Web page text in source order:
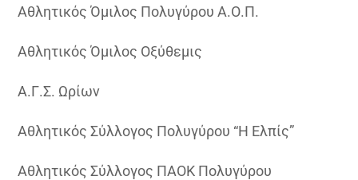
Αθλητικός Όμιλος Πολυγύρου Α.Ο.Π.
Αθλητικός Όμιλος Οξύθεμις
Α.Γ.Σ. Ωρίων
Αθλητικός Σύλλογος Πολυγύρου “Η Ελπίς”
Αθλητικός Σύλλογος ΠΑΟΚ Πολυγύρου